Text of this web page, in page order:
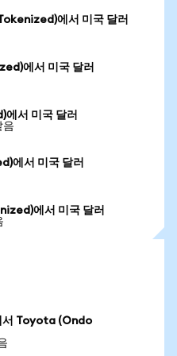
에서 미국 달러
에서 미국 달러
서 미국 달러
음
에서 미국 달러
에서 미국 달러
Toyota (Ondo